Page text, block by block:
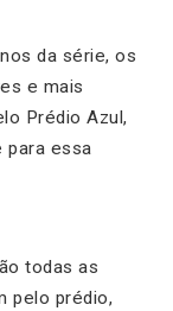
da série, os
e mais
Prédio Azul,
para essa
todas as
pelo prédio,